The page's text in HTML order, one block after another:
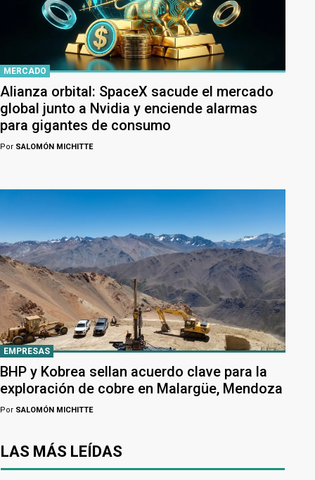
MERCADO
Alianza orbital: SpaceX sacude el mercado
global junto a Nvidia y enciende alarmas
para gigantes de consumo
Por SALOMÓN MICHITTE
EMPRESAS
BHP y Kobrea sellan acuerdo clave para la
exploración de cobre en Malargüe, Mendoza
Por SALOMÓN MICHITTE
LAS MÁS LEÍDAS